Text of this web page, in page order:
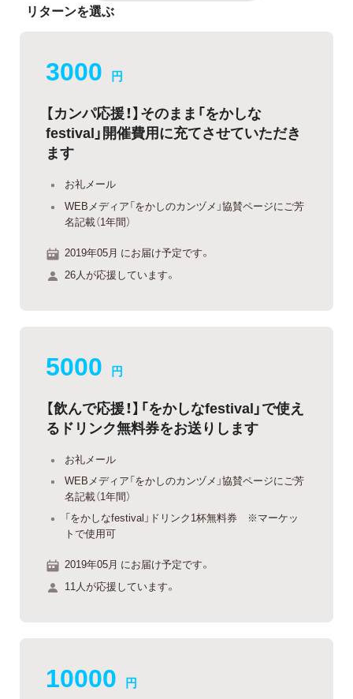
リターンを選ぶ
3000 円
【カンパ応援！】そのまま「をかしな
festival」開催費用に充てさせていただき
ます
お礼メール
WEBメディア「をかしのカンヅメ」協賛ページにご芳
名記載（1年間）
2019年05月 にお届け予定です。
26人が応援しています。
5000 円
【飲んで応援！】「をかしなfestival」で使え
るドリンク無料券をお送りします
お礼メール
WEBメディア「をかしのカンヅメ」協賛ページにご芳
名記載（1年間）
「をかしなfestival」ドリンク1杯無料券 ※マーケッ
トで使用可
2019年05月 にお届け予定です。
11人が応援しています。
10000 円